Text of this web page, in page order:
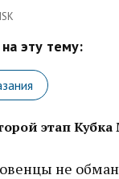
эту тему:
этап Кубка
не